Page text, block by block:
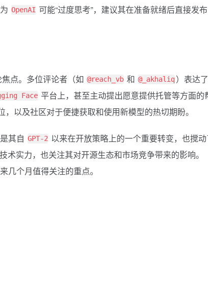
OpenAI 可能“过度思考”，建议其在准备就绪后直接发布
点。多位评论者（如 @reach_vb 和 @_akhaliq）表达
Face 平台上，甚至主动提出愿意提供托管等方面的
以及社区对于便捷获取和使用新模型的热切期盼。
其自 GPT-2 以来在开放策略上的一个重要转变，也搅动
实力，也关注其对开源生态和市场竞争带来的影响。
几个月值得关注的重点。